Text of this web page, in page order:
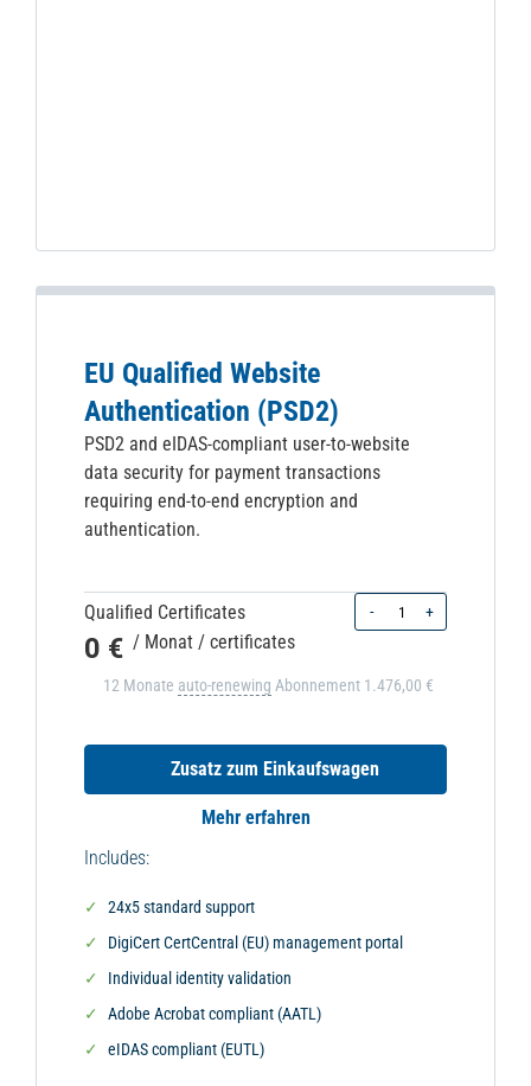
EU Qualified Website
Authentication (PSD2)
PSD2 and eIDAS-compliant user-to-website
data security for payment transactions
requiring end-to-end encryption and
authentication.
Qualified Certificates - +
0 € / Monat / certificates
12 Monate auto-renewing Abonnement 1.476,00 €
Zusatz zum Einkaufswagen
Mehr erfahren
Includes:
24x5 standard support
DigiCert CertCentral (EU) management portal
Individual identity validation
Adobe Acrobat compliant (AATL)
eIDAS compliant (EUTL)